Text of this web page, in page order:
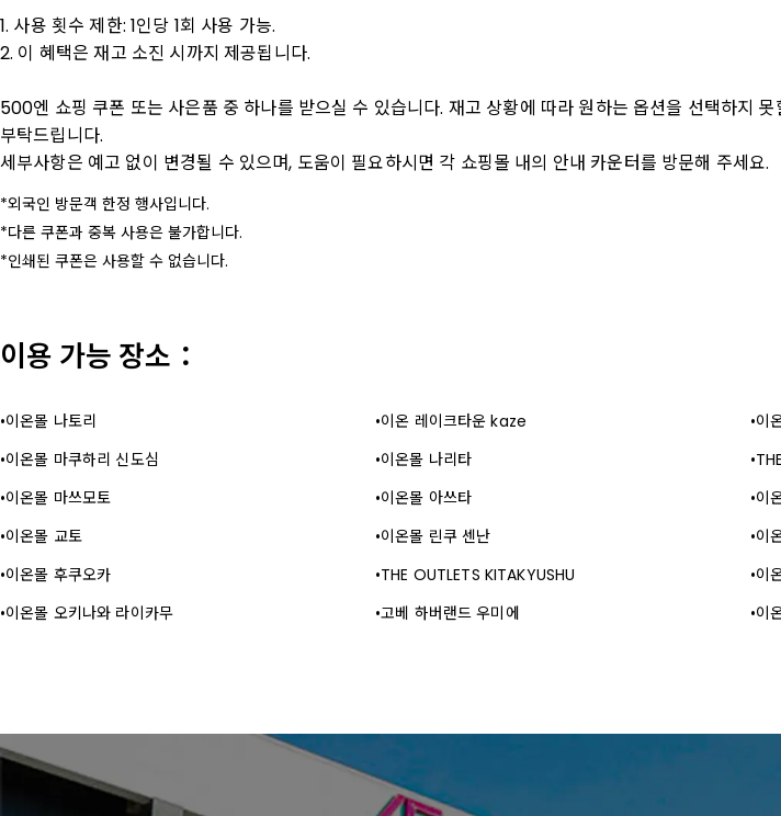
1. 사용 횟수 제한: 1인당 1회 사용 가능.
2. 이 혜택은 재고 소진 시까지 제공됩니다.
500엔 쇼핑 쿠폰 또는 사은품 중 하나를 받으실 수 있습니다. 재고 상황에 따라 원하는 옵션을 선택하지 못
부탁드립니다.
세부사항은 예고 없이 변경될 수 있으며, 도움이 필요하시면 각 쇼핑몰 내의 안내 카운터를 방문해 주세요.
외국인 방문객 한정 행사입니다.
다른 쿠폰과 중복 사용은 불가합니다.
인쇄된 쿠폰은 사용할 수 없습니다.
이용 가능 장소：
이온몰 나토리 이온 레이크타운 kaze 이
이온몰 마쿠하리 신도심
이온몰 나리타
이온몰 마쓰모토
이온몰 아쓰타 이
이온몰 교토
이온몰 린쿠 센난 이
이온몰 후쿠오카
THE OUTLETS KITAKYUSHU 이
이온몰 오키나와 라이카무
고베 하버랜드 우미에 이